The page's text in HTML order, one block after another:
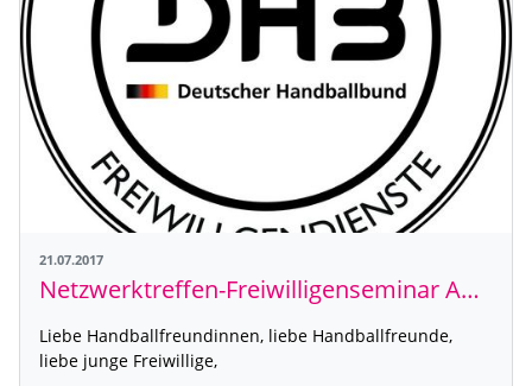
21.07.2017
Netzwerktreffen-Freiwilligenseminar Ausschreibungen 2017
Liebe Handballfreundinnen, liebe Handballfreunde,
liebe junge Freiwillige,